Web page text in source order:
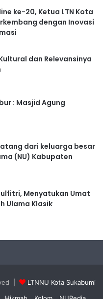
ke-20, Ketua LTN Kota
dengan Inovasi
dan Relevansinya
: Masjid Agung
dari keluarga besar
(NU) Kabupaten
Menyatukan Umat
Ulama Klasik
|
LTNNU Kota Sukabumi